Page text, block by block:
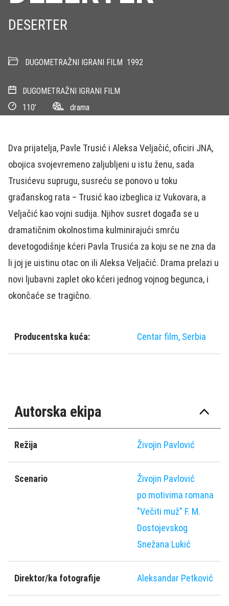
DESERTER
DUGOMETRAŽNI IGRANI FILM 1992
DUGOMETRAŽNI IGRANI FILM
110’
drama
Dva prijatelja, Pavle Trusić i Aleksa Veljačić, oficiri JNA,
obojica svojevremeno zaljubljeni u istu ženu, sada
Trusićevu suprugu, susreću se ponovo u toku
građanskog rata – Trusić kao izbeglica iz Vukovara, a
Veljačić kao vojni sudija. Njihov susret događa se u
dramatičnim okolnostima kulminirajući smrću
devetogodišnje kćeri Pavla Trusića za koju se ne zna da
li joj je uistinu otac on ili Aleksa Veljačić. Drama prelazi u
novi ljubavni zaplet oko kćeri jednog vojnog begunca, i
okončaće se tragično.
Producentska kuća: Centar film, Serbia
Autorska ekipa
Režija Živojin Pavlović
Scenario
Živojin Pavlović
po motivima romana
"Večiti muž" F. M.
Dostojevskog
Snežana Lukić
Direktor/ka fotografije Aleksandar Petković